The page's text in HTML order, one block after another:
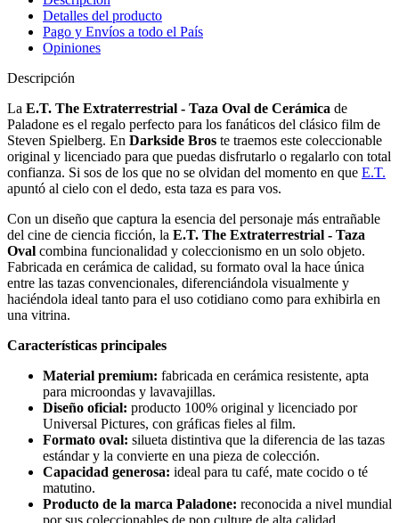
Detalles del producto
Pago y Envíos a todo el País
Opiniones
Descripción
La E.T. The Extraterrestrial - Taza Oval de Cerámica de
Paladone es el regalo perfecto para los fanáticos del clásico film de
Steven Spielberg. En Darkside Bros te traemos este coleccionable
original y licenciado para que puedas disfrutarlo o regalarlo con total
confianza. Si sos de los que no se olvidan del momento en que E.T.
apuntó al cielo con el dedo, esta taza es para vos.
Con un diseño que captura la esencia del personaje más entrañable
del cine de ciencia ficción, la E.T. The Extraterrestrial - Taza
Oval combina funcionalidad y coleccionismo en un solo objeto.
Fabricada en cerámica de calidad, su formato oval la hace única
entre las tazas convencionales, diferenciándola visualmente y
haciéndola ideal tanto para el uso cotidiano como para exhibirla en
una vitrina.
Características principales
Material premium: fabricada en cerámica resistente, apta
para microondas y lavavajillas.
Diseño oficial: producto 100% original y licenciado por
Universal Pictures, con gráficas fieles al film.
Formato oval: silueta distintiva que la diferencia de las tazas
estándar y la convierte en una pieza de colección.
Capacidad generosa: ideal para tu café, mate cocido o té
matutino.
Producto de la marca Paladone: reconocida a nivel mundial
por sus coleccionables de pop culture de alta calidad.